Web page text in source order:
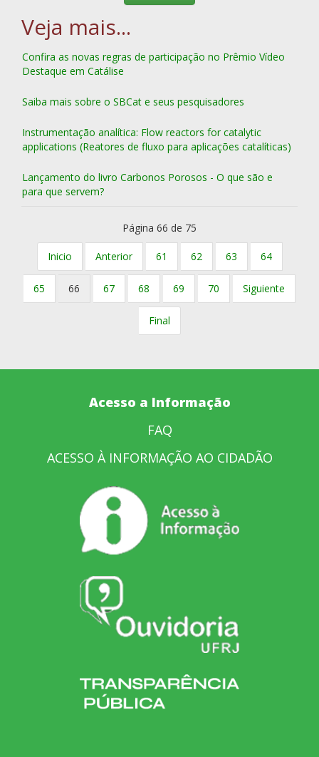
Confira as novas regras de participação no Prêmio Vídeo
Destaque em Catálise
Saiba mais sobre o SBCat e seus pesquisadores
Instrumentação analítica: Flow reactors for catalytic
applications (Reatores de fluxo para aplicações catalíticas)
Lançamento do livro Carbonos Porosos - O que são e
para que servem?
Página 66 de 75
Inicio Anterior 61 62 63 64
65 66 67 68 69 70 Siguiente
Final
Acesso a Informação
FAQ
ACESSO À INFORMAÇÃO AO CIDADÃO